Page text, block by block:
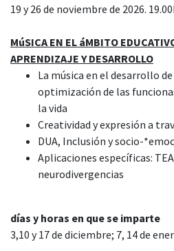
19 y 26 de noviembre de 2026.
MúSICA EN EL áMBITO
APRENDIZAJE Y DESARROLLO
La música en el desarrollo
optimización de las
la vida
Creatividad y expresión a
DUA, Inclusión y socio-
Aplicaciones específicas:
neurodivergencias
días y horas en que se imparte
3,10 y 17 de diciembre; 7, 14 de